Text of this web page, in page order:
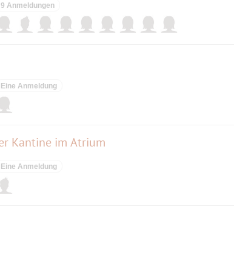
9 Anmeldungen
Eine Anmeldung
Kantine im Atrium
Eine Anmeldung